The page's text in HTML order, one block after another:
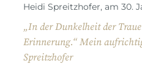
Heidi Spreitzhofer, am 30.
„In der Dunkelheit der
Erinnerung.“ Mein
Spreitzhofer